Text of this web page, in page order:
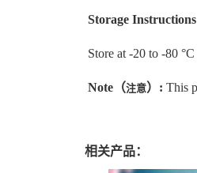
Storage Instructions
Store at -20 to -80
Note （注意） : This
相关产品：